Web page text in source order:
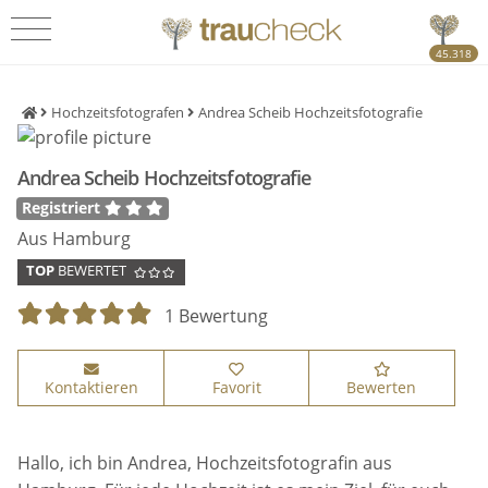
45.318
Hochzeitsfotografen Andrea Scheib Hochzeitsfotografie
Andrea Scheib Hochzeitsfotografie
Registriert
Aus Hamburg
TOP BEWERTET
1 Bewertung
Kontaktieren Favorit Bewerten
Hallo, ich bin Andrea, Hochzeitsfotografin aus